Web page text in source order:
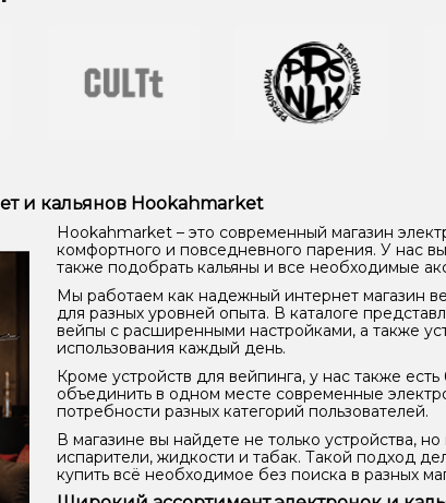
и кальянов Hookahmarket
Hookahmarket – это современный магазин
комфортного и повседневного парения. У нас
также подобрать кальяны и все необходимые
Мы работаем как надежный интернет магазин
для разных уровней опыта. В каталоге
вейпы с расширенными настройками, а также
использования каждый день.
Кроме устройств для вейпинга, у нас также
объединить в одном месте современные
потребности разных категорий пользователей.
В магазине вы найдете не только устройства,
испарители, жидкости и табак. Такой подход
купить всё необходимое без поиска в разных